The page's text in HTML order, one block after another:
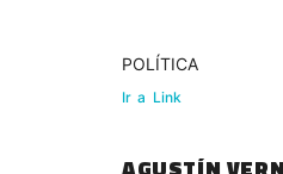
POLÍTICA
Ir a Link